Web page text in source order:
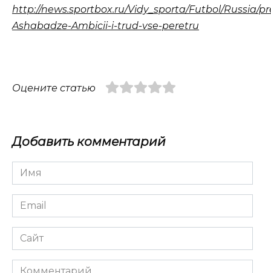
http://news.sportbox.ru/Vidy_sporta/Futbol/Russia/
Ashabadze-Ambicii-i-trud-vse-peretru
Оцените статью
Добавить комментарий
Имя
*
Email
*
Сайт
Комментарий